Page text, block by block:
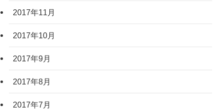
2017年11月
2017年10月
2017年9月
2017年8月
2017年7月